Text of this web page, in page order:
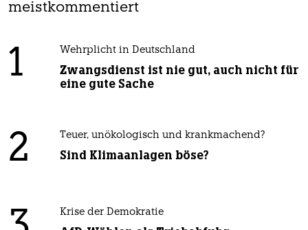
meistkommentiert
1 Wehrplicht in Deutschland
Zwangsdienst ist nie gut, auch nicht für
eine gute Sache
2 Teuer, unökologisch und krankmachend?
Sind Klimaanlagen böse?
Krise der Demokratie